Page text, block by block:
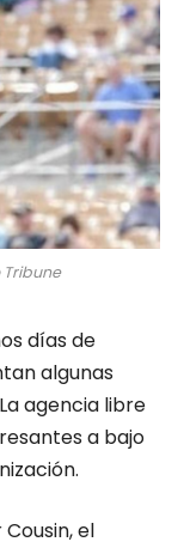
días de
algunas
agencia libre
a bajo
el